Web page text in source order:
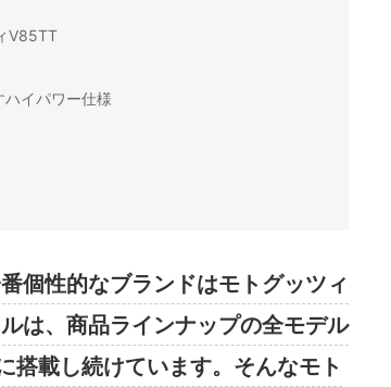
V85TT
ハイパワー仕様
個性的なブランドはモトグッツィ
は、商品ラインナップの全モデル
載し続けています。そんなモト